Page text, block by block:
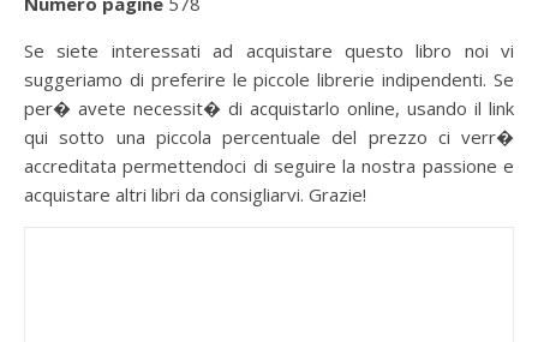
Se siete interessati ad acquistare questo libro noi vi
suggeriamo di preferire le piccole librerie indipendenti. Se
per� avete necessit� di acquistarlo online, usando il link
qui sotto una piccola percentuale del prezzo ci verr�
accreditata permettendoci di seguire la nostra passione e
acquistare altri libri da consigliarvi. Grazie!